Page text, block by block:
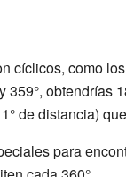
cíclicos, como
obtendrías
de distancia)
para